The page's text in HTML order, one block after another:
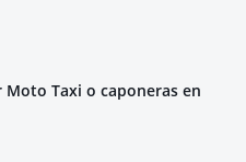
Moto Taxi o caponeras en